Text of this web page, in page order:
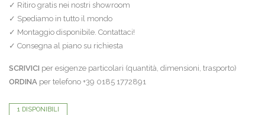
✓ Ritiro gratis nei nostri showroom
✓ Spediamo in tutto il mondo
✓ Montaggio disponibile. Contattaci!
✓ Consegna al piano su richiesta
SCRIVICI per esigenze particolari (quantità, dimensioni, trasporto)
ORDINA per telefono +39 0185 1772891
1 DISPONIBILI